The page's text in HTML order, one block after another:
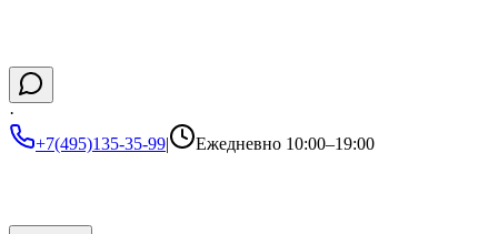
·
+7(495)135-35-99| Ежедневно 10:00–19:00